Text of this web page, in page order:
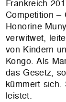
Frankreich
Competition –
Honorine
verwitwet,
von Kindern
Kongo. Als
das Gesetz,
kümmert
leistet.